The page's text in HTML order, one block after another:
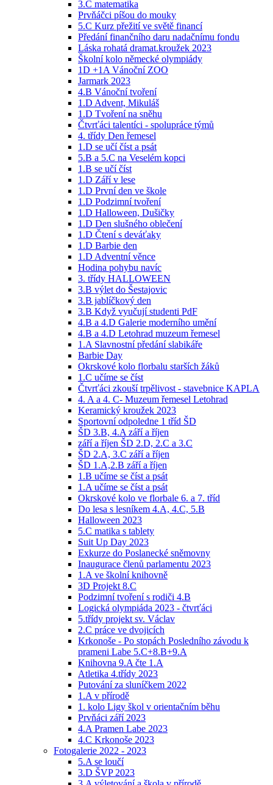
3.C matematika
Prvňáčci píšou do mouky
5.C Kurz přežití ve světě financí
Předání finančního daru nadačnímu fondu
Láska rohatá dramat.kroužek 2023
Školní kolo německé olympiády
1D +1A Vánoční ZOO
Jarmark 2023
4.B Vánoční tvoření
1.D Advent, Mikuláš
1.D Tvoření na sněhu
Čtvrťáci talentíci - spolupráce týmů
4. třídy Den řemesel
1.D se učí číst a psát
5.B a 5.C na Veselém kopci
1.B se učí číst
1.D Září v lese
1.D První den ve škole
1.D Podzimní tvoření
1.D Halloween, Dušičky
1.D Den slušného oblečení
1.D Čtení s deváťaky
1.D Barbie den
1.D Adventní věnce
Hodina pohybu navíc
3. třídy HALLOWEEN
3.B výlet do Šestajovic
3.B jablíčkový den
3.B Když vyučují studenti PdF
4.B a 4.D Galerie moderního umění
4.B a 4.D Letohrad muzeum řemesel
1.A Slavnostní předání slabikáře
Barbie Day
Okrskové kolo florbalu starších žáků
1.C učíme se číst
Čtvrťáci zkouší trpělivost - stavebnice KAPLA
4. A a 4. C- Muzeum řemesel Letohrad
Keramický kroužek 2023
Sportovní odpoledne 1 tříd ŠD
ŠD 3.B, 4.A září a říjen
září a říjen ŠD 2.D, 2.C a 3.C
ŠD 2.A, 3.C září a říjen
ŠD 1.A,2.B září a říjen
1.B učíme se číst a psát
1.A učíme se číst a psát
Okrskové kolo ve florbale 6. a 7. tříd
Do lesa s lesníkem 4.A, 4.C, 5.B
Halloween 2023
5.C matika s tablety
Suit Up Day 2023
Exkurze do Poslanecké sněmovny
Inaugurace členů parlamentu 2023
1.A ve školní knihovně
3D Projekt 8.C
Podzimní tvoření s rodiči 4.B
Logická olympiáda 2023 - čtvrťáci
5.třídy projekt sv. Václav
2.C práce ve dvojicích
Krkonoše - Po stopách Posledního závodu k
prameni Labe 5.C+8.B+9.A
Knihovna 9.A čte 1.A
Atletika 4.třídy 2023
Putování za sluníčkem 2022
1.A v přírodě
1. kolo Ligy škol v orientačním běhu
Prvňáci září 2023
4.A Pramen Labe 2023
4.C Krkonoše 2023
Fotogalerie 2022 - 2023
5.A se loučí
3.D ŠVP 2023